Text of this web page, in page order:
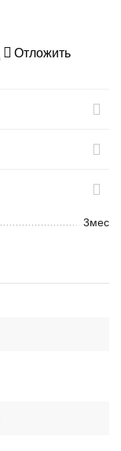
Отложить
3мес